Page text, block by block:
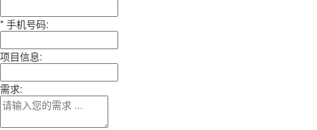
* 手机号码:
项目信息:
需求: